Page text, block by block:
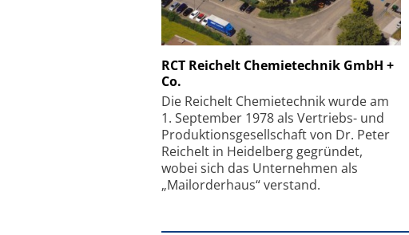
RCT Reichelt Chemietechnik GmbH +
Co.
Die Reichelt Chemietechnik wurde am
1. September 1978 als Vertriebs- und
Produktionsgesellschaft von Dr. Peter
Reichelt in Heidelberg gegründet,
wobei sich das Unternehmen als
„Mailorderhaus“ verstand.
Schäfter + Kirchhoff GmbH
Feinfokussierungsmechanismus